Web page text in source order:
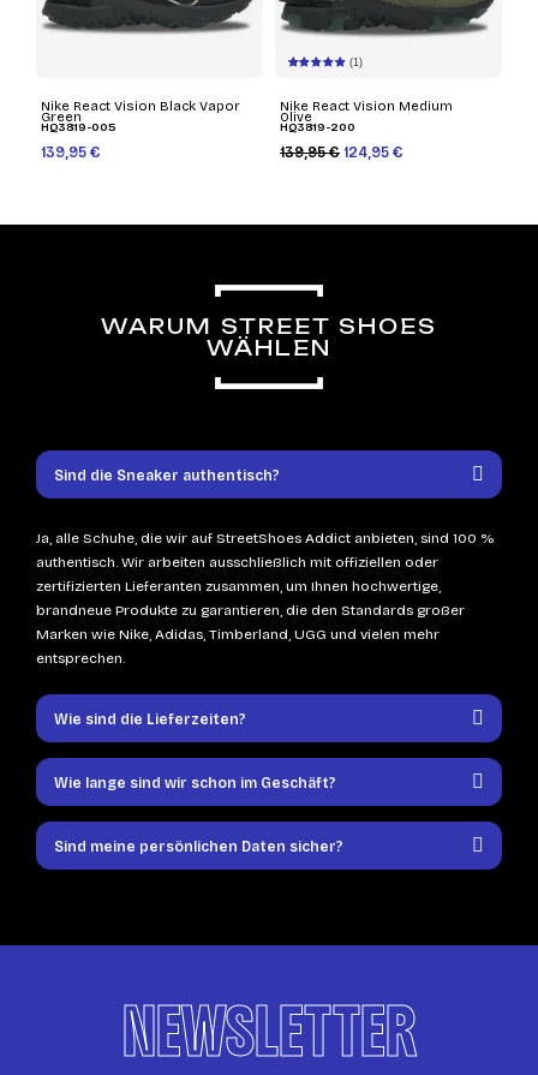
Nike React Vision Black Vapor
Green
HQ3819-005
139,95 €
(1)
Nike React Vision Medium
Olive
HQ3819-200
139,95 € 124,95 €
WARUM STREET SHOES
WÄHLEN
Sind die Sneaker authentisch?
Ja, alle Schuhe, die wir auf StreetShoes Addict anbieten, sind 100 %
authentisch. Wir arbeiten ausschließlich mit offiziellen oder
zertifizierten Lieferanten zusammen, um Ihnen hochwertige,
brandneue Produkte zu garantieren, die den Standards großer
Marken wie Nike, Adidas, Timberland, UGG und vielen mehr
entsprechen.
Wie sind die Lieferzeiten?
Wie lange sind wir schon im Geschäft?
Sind meine persönlichen Daten sicher?
NEWSLETTER